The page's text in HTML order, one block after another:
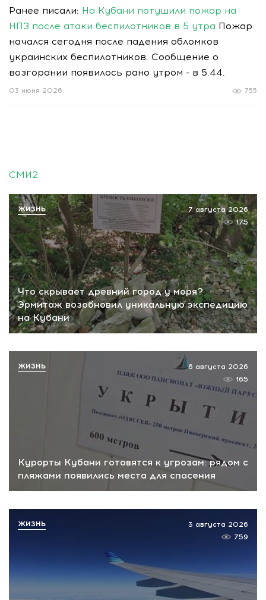
Ранее писали: На Кубани потушили пожар на
НПЗ после атаки беспилотников в 5 утра Пожар
начался сегодня после падения обломков
украинских беспилотников. Сообщение о
возгорании появилось рано утром - в 5.44.
755
03 июня 2026
СМИ2
Что скрывает древний город у моря?
Эрмитаж возобновил уникальную экспедицию
на Кубани
7 августа 2026
175
ЖИЗНЬ
Курорты Кубани готовятся к угрозам: рядом с
пляжами появились места для спасения
6 августа 2026
165
ЖИЗНЬ
3 августа 2026
759
ЖИЗНЬ